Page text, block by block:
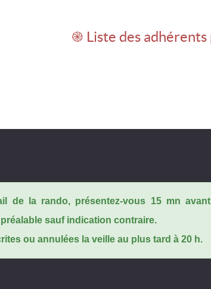
֎ Liste des
de la rando, présentez-vous 15 mn avant
sauf indication contraire.
ou annulées la veille au plus tard à 20 h.